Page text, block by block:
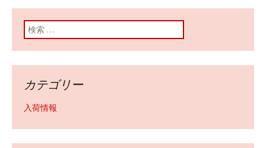
ン
検索:
カテゴリー
入荷情報